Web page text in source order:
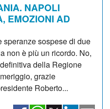
NAPOLI
EMOZIONI AD
speranze sospese di due
non è più un ricordo. No,
della Regione
grazie
Roberto...